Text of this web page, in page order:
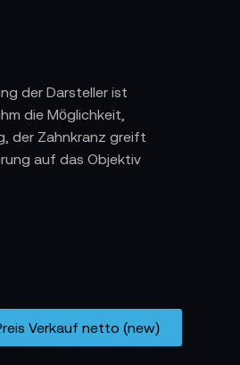
der Darsteller ist
die Möglichkeit,
der Zahnkranz greift
auf das Objektiv
bleiben.